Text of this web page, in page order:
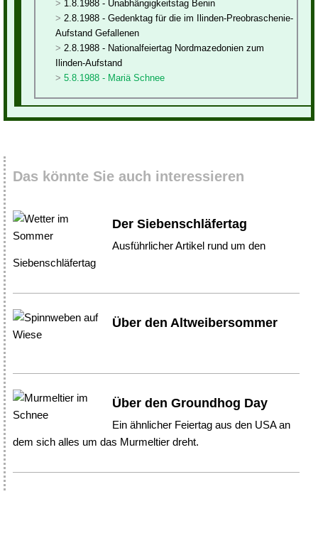
1.8.1988 - Unabhängigkeitstag Benin
2.8.1988 - Gedenktag für die im Ilinden-Preobraschenie-
Aufstand Gefallenen
2.8.1988 - Nationalfeiertag Nordmazedonien zum
Ilinden-Aufstand
5.8.1988 - Mariä Schnee
Das könnte Sie auch interessieren
Der Siebenschläfertag
Ausführlicher Artikel rund um den
Siebenschläfertag
Über den Altweibersommer
Über den Groundhog Day
Ein ähnlicher Feiertag aus den USA an
dem sich alles um das Murmeltier dreht.